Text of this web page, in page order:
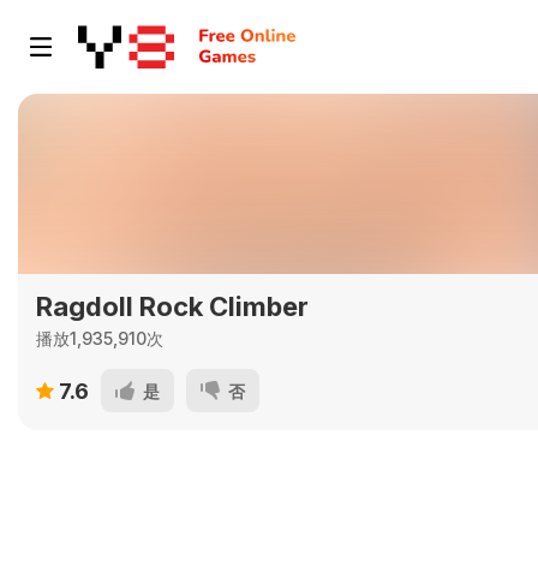
Ragdoll Rock Climber
播放1,935,910次
7.6 是 否